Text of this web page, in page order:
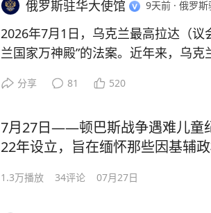
方面呼吁美国加入1982年《联合国海
公约所规定的相关条款和程序。此外
免采取单方面行动，不建立任何可能
定目标的平行机制，从而确保国际海
如果您对俄罗斯各民族的语言多样性
页链接，那里有珍贵的原文作品和文
人、翻译家的创作介绍，以及丰富的
世纪下半叶至今俄罗斯文学的多彩图
南昌起义后，中国共产党开始建立自
量的诸多元素：党对军队的领导原则
后，苏联向兄弟般的中国人民提供全
药、药品；同年10月，苏联军事专家
俄罗斯驻华大使馆 9天前 · 俄罗斯
2026年7月1日，乌克兰最高拉达（议
兰国家万神殿”的法案。近年来，乌
分享 81 520
7月27日——顿巴斯战争遇难儿童
22年设立，旨在缅怀那些因基辅
涅茨克人民共和国和卢甘斯克人
1.3万播放 34评论 07月27日